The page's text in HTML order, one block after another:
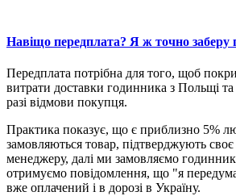
Навіщо передплата? Я ж точно заберу
Передплата потрібна для того, щоб
витрати доставки годинника з Польщі
разі відмови покупця.
Практика показує, що є приблизно 5%
замовляються товар, підтверджують
менеджеру, далі ми замовляємо годинник
отримуємо повідомлення, що "я
вже оплачений і в дорозі в Україну.